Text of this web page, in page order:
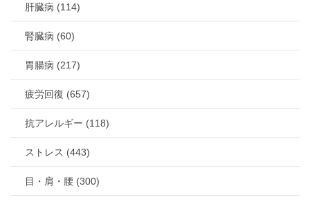
肝臓病 (114)
腎臓病 (60)
胃腸病 (217)
疲労回復 (657)
抗アレルギー (118)
ストレス (443)
目・肩・腰 (300)